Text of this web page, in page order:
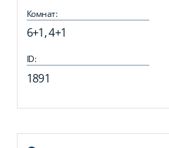
Комнат:
6+1, 4+1
ID:
1891